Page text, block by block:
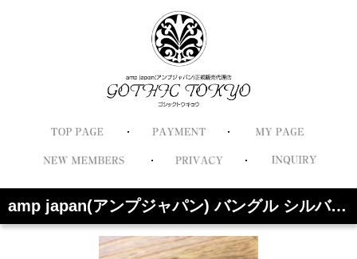
amp japan(アンプジャパン) バングル シルバー メンズ スマイル ニコちゃん ニルヴァーナ HYJK-309